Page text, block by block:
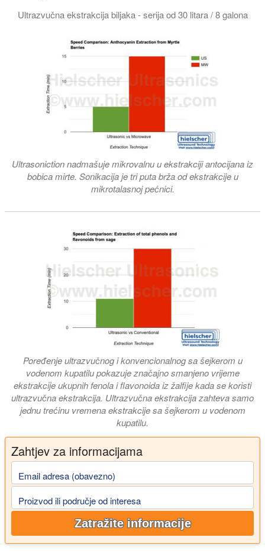
Ultrazvučna ekstrakcija biljaka - serija od 30 litara / 8 galona
Ultrasoniction nadmašuje mikrovalnu u ekstrakciji antocijana iz
bobica mirte. Sonikacija je tri puta brža od ekstrakcije u
mikrotalasnoj pećnici.
Poređenje ultrazvučnog i konvencionalnog sa šejkerom u
vodenom kupatilu pokazuje značajno smanjeno vrijeme
ekstrakcije ukupnih fenola i flavonoida iz žalfije kada se koristi
ultrazvučna ekstrakcija. Ultrazvučna ekstrakcija zahteva samo
jednu trećinu vremena ekstrakcije sa šejkerom u vodenom
kupatilu.
Zahtjev za informacijama
Email adresa (obavezno)
Proizvod ili područje od interesa
Zatražite informacije